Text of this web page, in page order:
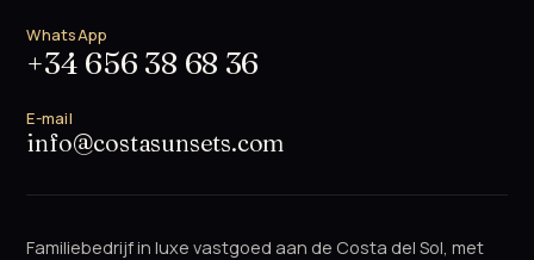
WhatsApp
+34 656 38 68 36
E-mail
info@costasunsets.com
Familiebedrijf in luxe vastgoed aan de Costa del Sol, met